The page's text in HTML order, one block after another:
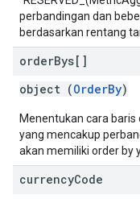
perbandingan dan
berdasarkan rentang
orderBys[]
object (OrderBy)
Menentukan cara
yang mencakup
akan memiliki order by
currencyCode